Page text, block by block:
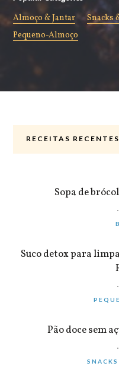
Almoço & Jantar Snacks
Pequeno-Almoço
RECEITAS RECENTES
Sopa de
Suco detox para
Pão doce sem